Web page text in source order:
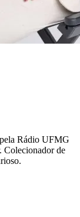
Rádio UFMG
Colecionador de